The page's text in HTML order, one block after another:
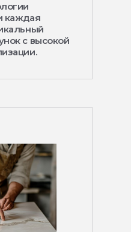
каждая
с высокой